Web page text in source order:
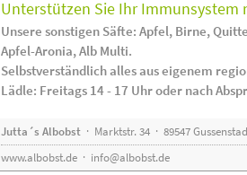
Unterstützen Sie Ihr Immunsystem
Unsere sonstigen Säfte: Apfel, Birne,
Apfel-Aronia, Alb Multi.
Selbstverständlich alles aus eigenem
Lädle: Freitags 14 - 17 Uhr oder nach
Jutta´s Albobst· Marktstr. 34 · 89547
www.albobst.de· info@albobst.de